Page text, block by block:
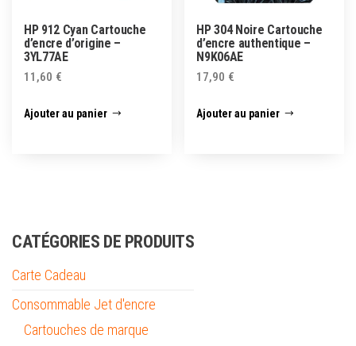
HP 912 Cyan Cartouche
d’encre d’origine –
3YL77AE
11,60 €
Ajouter au panier
HP 304 Noire Cartouche
d’encre authentique –
N9K06AE
17,90 €
Ajouter au panier
CATÉGORIES DE PRODUITS
Carte Cadeau
Consommable Jet d'encre
Cartouches de marque